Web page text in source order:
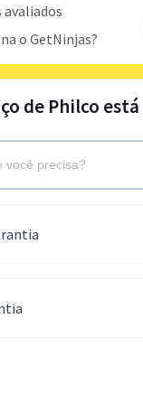
o GetNinjas?
de Philco